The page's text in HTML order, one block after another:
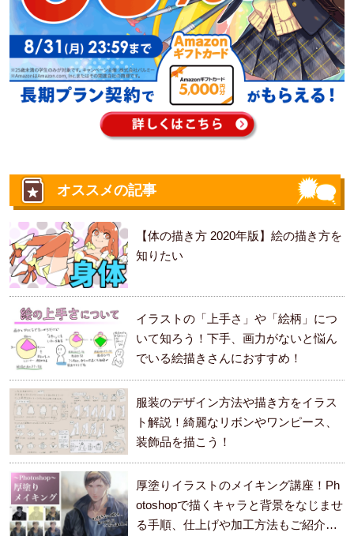
オススメの記事
【体の描き方 2020年版】絵の描き方を
知りたい
イラストの「上手さ」や「絵柄」につ
いて知ろう！下手、画力がないと悩ん
でいる絵描きさんにおすすめ！
服装のデザイン方法や描き方をイラス
ト解説！綺麗なリボンやワンピース、
装飾品を描こう！
厚塗りイラストのメイキング講座！Ph
otoshopで描くキャラと背景をなじませ
る手順、仕上げや加工方法もご紹介し